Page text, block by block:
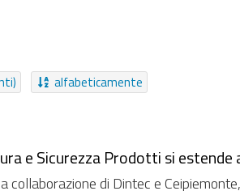
Da sempre
alfabeticamente
e Sicurezza Prodotti si estende
di Dintec e